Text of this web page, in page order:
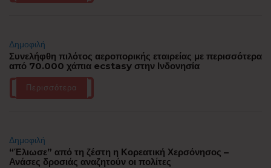
Δημοφιλή
Συνελήφθη πιλότος αεροπορικής εταιρείας με περισσότερα
από 70.000 χάπια ecstasy στην Ινδονησία
Περισσότερα
Δημοφιλή
“Έλιωσε” από τη ζέστη η Κορεατική Χερσόνησος –
Ανάσες δροσιάς αναζητούν οι πολίτες